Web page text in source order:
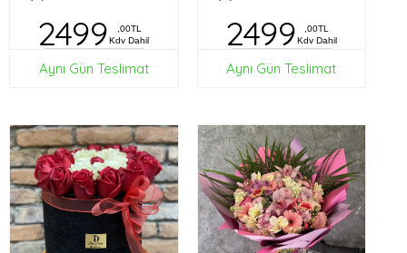
2499
,00TL
Kdv Dahil
Aynı Gün Teslimat
2499
,00TL
Kdv Dahil
Aynı Gün Teslimat